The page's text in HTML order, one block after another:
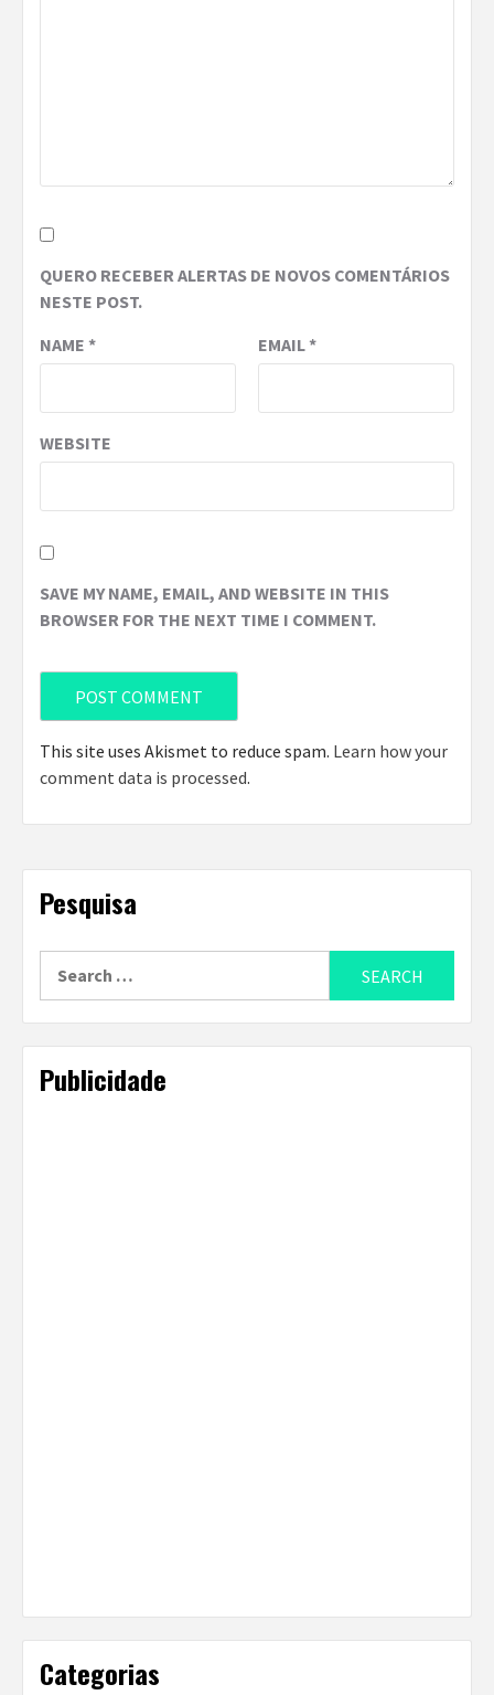
QUERO RECEBER ALERTAS DE NOVOS COMENTÁRIOS
NESTE POST.
NAME * EMAIL*
WEBSITE
SAVE MY NAME, EMAIL, AND WEBSITE IN THIS
BROWSER FOR THE NEXT TIME I COMMENT.
This site uses Akismet to reduce spam. Learn how your
comment data is processed.
Pesquisa
Publicidade
Categorias